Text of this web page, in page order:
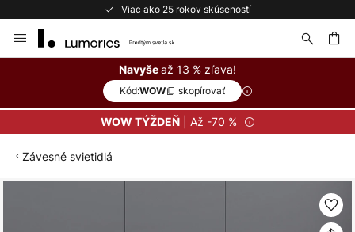
Viac ako 25 rokov skúseností
to
Navyšeaž 13 % zľava!
Kód:WOW skopírovať
WOW TÝŽDEŇ| Až -70 %
Závesné svietidlá